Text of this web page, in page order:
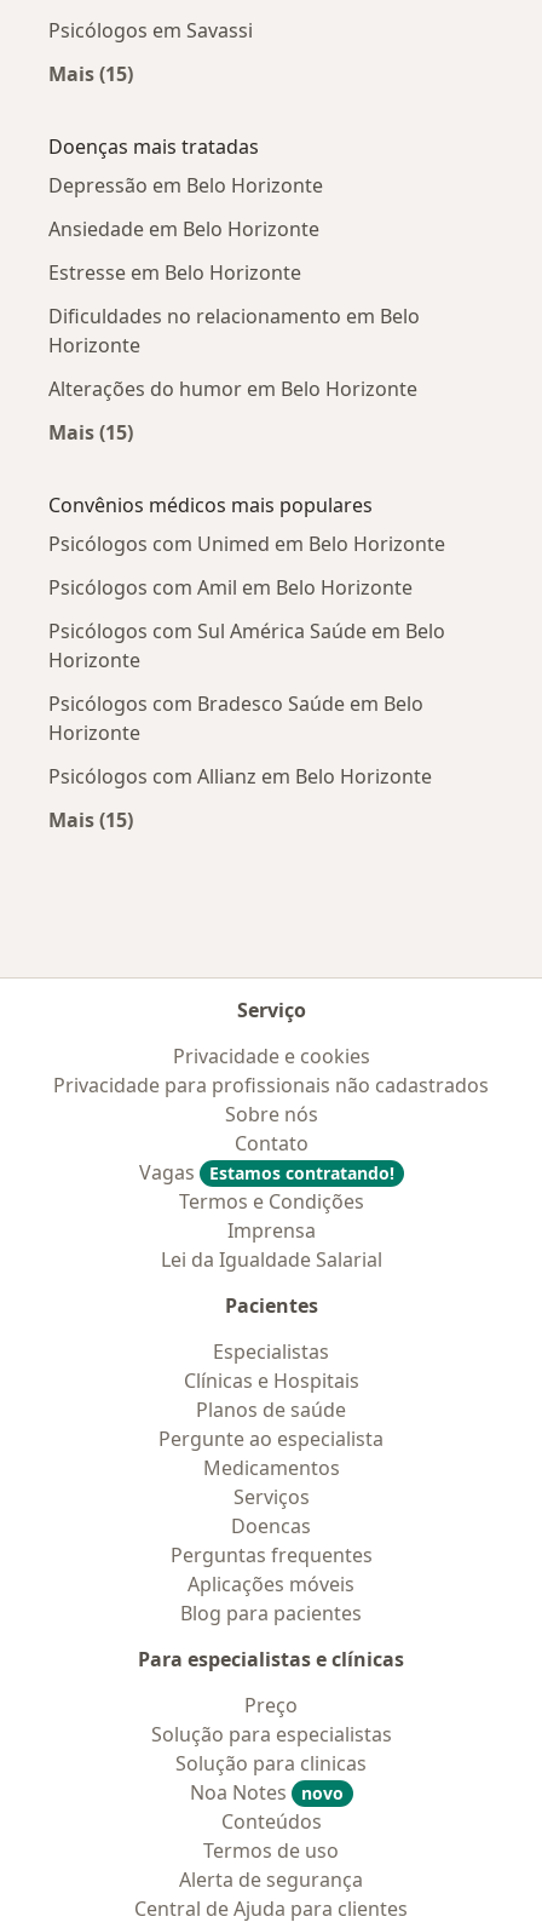
Psicólogos em Savassi
Mais (15)
Doenças mais tratadas
Depressão em Belo Horizonte
Ansiedade em Belo Horizonte
Estresse em Belo Horizonte
Dificuldades no relacionamento em Belo
Horizonte
Alterações do humor em Belo Horizonte
Mais (15)
Convênios médicos mais populares
Psicólogos com Unimed em Belo Horizonte
Psicólogos com Amil em Belo Horizonte
Psicólogos com Sul América Saúde em Belo
Horizonte
Psicólogos com Bradesco Saúde em Belo
Horizonte
Psicólogos com Allianz em Belo Horizonte
Mais (15)
Serviço
Privacidade e cookies
Privacidade para profissionais não cadastrados
Sobre nós
Contato
Vagas
Estamos contratando!
Termos e Condições
Imprensa
Lei da Igualdade Salarial
Pacientes
Especialistas
Clínicas e Hospitais
Planos de saúde
Pergunte ao especialista
Medicamentos
Serviços
Doencas
Perguntas frequentes
Aplicações móveis
Blog para pacientes
Para especialistas e clínicas
Preço
Solução para especialistas
Solução para clinicas
Noa Notes
novo
Conteúdos
Termos de uso
Alerta de segurança
Central de Ajuda para clientes